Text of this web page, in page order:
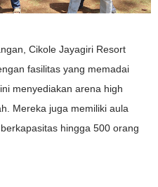
Cikole Jayagiri Resort
fasilitas yang memadai
menyediakan arena high
Mereka juga memiliki aula
hingga 500 orang